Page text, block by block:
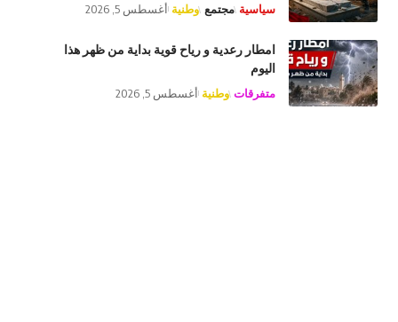
سياسية مجتمع وطنية أغسطس 5, 2026
امطار رعدية و رياح قوية بداية من ظهر هذا
اليوم
متفرقات وطنية أغسطس 5, 2026